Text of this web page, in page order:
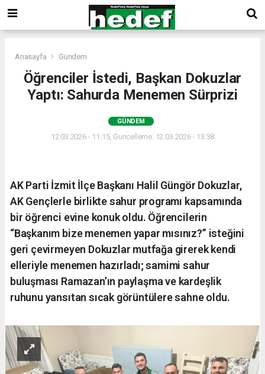
Anasayfa Gündem
Öğrenciler İstedi, Başkan Dokuzlar
Yaptı: Sahurda Menemen Sürprizi
GÜNDEM
12.03.2026 - 11:15, Güncelleme: 12.03.2026 - 13:38
AK Parti İzmit İlçe Başkanı Halil Güngör Dokuzlar,
AK Gençlerle birlikte sahur programı kapsamında
bir öğrenci evine konuk oldu. Öğrencilerin
“Başkanım bize menemen yapar mısınız?” isteğini
geri çevirmeyen Dokuzlar mutfağa girerek kendi
elleriyle menemen hazırladı; samimi sahur
buluşması Ramazan’ın paylaşma ve kardeşlik
ruhunu yansıtan sıcak görüntülere sahne oldu.